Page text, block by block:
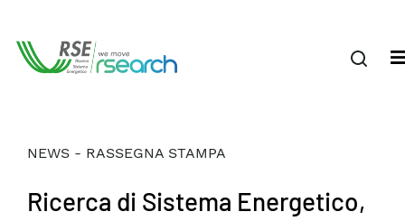
NEWS - RASSEGNA STAMPA
Ricerca di Sistema Energetico,